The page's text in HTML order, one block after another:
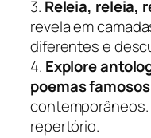
3. Releia, releia,
revela em
diferentes e
4. Explore
poemas famosos
contemporâneos.
repertório.